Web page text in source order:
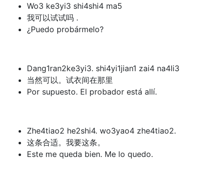
Wo3 ke3yi3 shi4shi4 ma5
我可以试试吗 .
¿Puedo probármelo?
Dang1ran2ke3yi3. shi4yi1jian1 zai4 na4li3
当然可以。试衣间在那里
Por supuesto. El probador está allí.
Zhe4tiao2 he2shi4. wo3yao4 zhe4tiao2.
这条合适。我要这条。
Este me queda bien. Me lo quedo.